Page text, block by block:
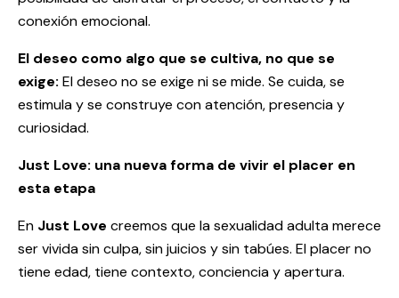
conexión emocional.
El deseo como algo que se cultiva, no que se
exige: El deseo no se exige ni se mide. Se cuida, se
estimula y se construye con atención, presencia y
curiosidad.
Just Love: una nueva forma de vivir el placer en
esta etapa
En Just Love creemos que la sexualidad adulta merece
ser vivida sin culpa, sin juicios y sin tabúes. El placer no
tiene edad, tiene contexto, conciencia y apertura.